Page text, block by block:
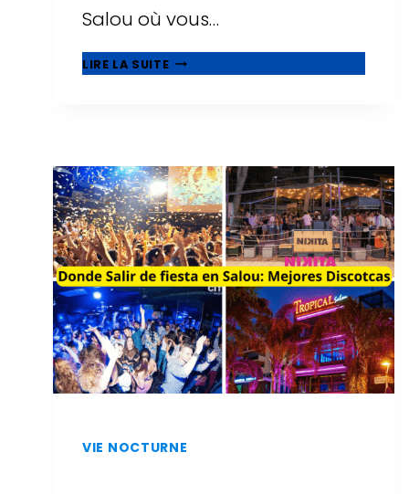
Salou où vous…
LIRE LA SUITEMANGEZ
BIEN
À
SALOU
:
LES
MEILLEURS
RESTAURANTS
VIE NOCTURNE